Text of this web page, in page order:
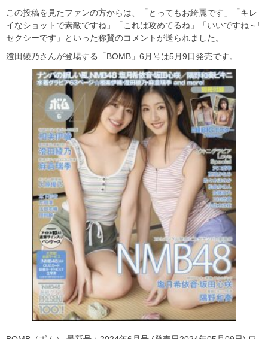
この投稿を見たファンの方からは、「とってもお綺麗です」「キレ
イなショットで素敵ですね」「これは攻めてるね」「いいですね～!
セクシーです」といった称賛のコメントが送られました。
澄田綾乃さんが登場する「BOMB」6月号は5月9日発売です。